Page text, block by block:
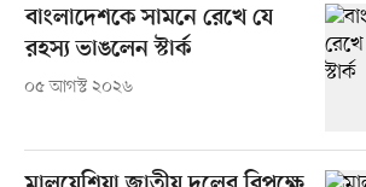
বাংলাদেশকে সামনে রেখে যে
রহস্য ভাঙলেন স্টার্ক
০৫ আগস্ট ২০২৬